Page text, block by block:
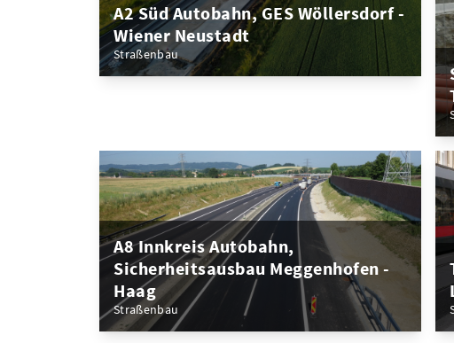
A2 Süd Autobahn, GES Wöllersdorf -
Wiener Neustadt
Straßenbau
A8 Innkreis Autobahn,
Sicherheitsausbau Meggenhofen -
Haag
Straßenbau